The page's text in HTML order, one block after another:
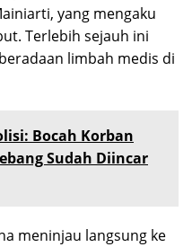
yang mengaku
Terlebih sejauh ini
limbah medis di
Bocah Korban
Sudah Diincar
meninjau langsung ke